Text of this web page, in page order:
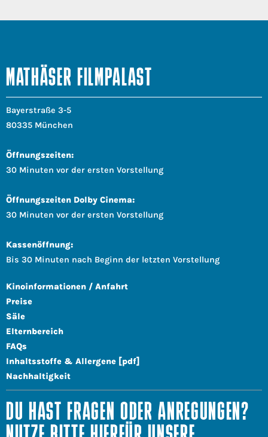
MATHÄSER FILMPALAST
Bayerstraße 3-5
80335 München
Öffnungszeiten:
30 Minuten vor der ersten Vorstellung
Öffnungszeiten Dolby Cinema:
30 Minuten vor der ersten Vorstellung
Kassenöffnung:
Bis 30 Minuten nach Beginn der letzten Vorstellung
Kinoinformationen / Anfahrt
Preise
Säle
Elternbereich
FAQs
Inhaltsstoffe & Allergene [pdf]
Nachhaltigkeit
DU HAST FRAGEN ODER ANREGUNGEN?